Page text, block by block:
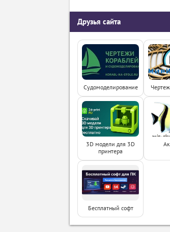
Друзья сайта
Судомоделирование
3D модели для 3D
принтера
Бесплатный софт